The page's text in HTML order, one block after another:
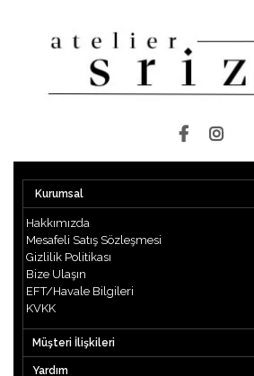
Kurumsal
Hakkımızda
Mesafeli Satış Sözleşmesi
Gizlilik Politikası
Bize Ulaşın
EFT/Havale Bilgileri
KVKK
Müşteri İlişkileri
Yardım